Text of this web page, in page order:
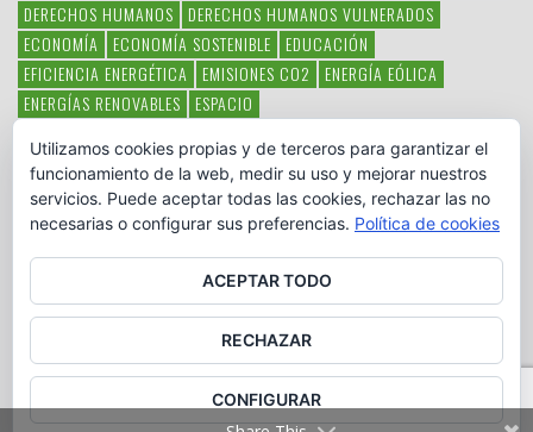
DERECHOS HUMANOS
DERECHOS HUMANOS VULNERADOS
ECONOMÍA
ECONOMÍA SOSTENIBLE
EDUCACIÓN
EFICIENCIA ENERGÉTICA
EMISIONES CO2
ENERGÍA EÓLICA
ENERGÍAS RENOVABLES
ESPACIO
HAMBRE LATINOAMÉRICA MEDIO AMBIENTE
MÉXICO
OBJETIVOS DEL MILENIO
ONGS PAZ POBREZA POESÍA
POLITICA
PUEBLOS INDÍGENAS RSC RSE
SOBERANÍA ALIMENTARIA
SOLIDARIDAD SOSTENIBILIDAD TECNOLOGÍA VERTIDO PETROLEO
Copyright © www.otromundoesposible.net. All Rights Reserved.
Utilizamos cookies propias y de terceros para garantizar el
funcionamiento de la web, medir su uso y mejorar nuestros
servicios. Puede aceptar todas las cookies, rechazar las no
necesarias o configurar sus preferencias. Política de cookies
ACEPTAR TODO
RECHAZAR
CONFIGURAR